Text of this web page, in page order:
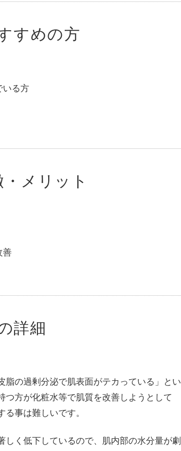
すめの方
いる方
メリット
善
詳細
の過剰分泌で肌表面がテカっている」とい
方が化粧水等で肌質を改善しようとして
事は難しいです。
く低下しているので、肌内部の水分量が劇